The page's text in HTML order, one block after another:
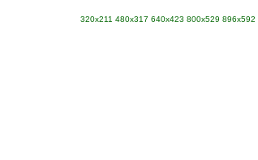
320x211 480x317 640x423 800x529 896x592